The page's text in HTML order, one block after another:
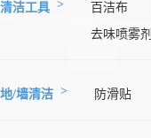
清洁工具 百洁布
去味喷雾剂
地/墙清洁 防滑贴